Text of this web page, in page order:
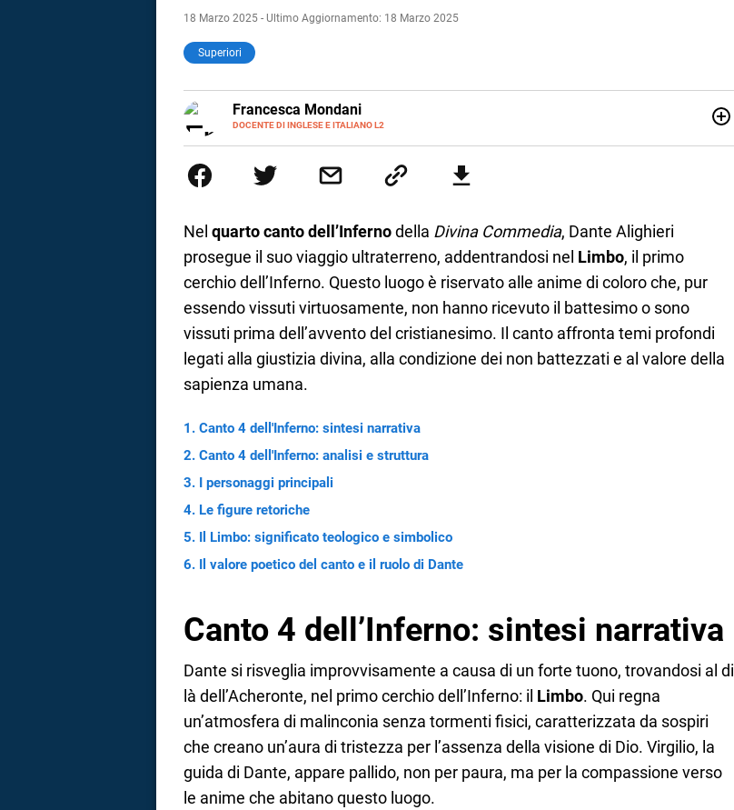
18 Marzo 2025 - Ultimo Aggiornamento: 18 Marzo 2025
Superiori
Francesca Mondani
DOCENTE DI INGLESE E ITALIANO L2
LINKEDIN
INSTAGRAM
Onsite e contenuti per il web. Amo i saggi storici, la cucina e la mia Honda CBF500. Non ho
Nel quarto canto dell’Infernodella Divina Commedia, Dante Alighieri
prosegue il suo viaggio ultraterreno, addentrandosi nel Limbo, il primo
cerchio dell’Inferno. Questo luogo è riservato alle anime di coloro che, pur
essendo vissuti virtuosamente, non hanno ricevuto il battesimo o sono
vissuti prima dell’avvento del cristianesimo. Il canto affronta temi profondi
legati alla giustizia divina, alla condizione dei non battezzati e al valore della
sapienza umana.
Canto 4 dell'Inferno: sintesi narrativa
Canto 4 dell'Inferno: analisi e struttura
I personaggi principali
Le figure retoriche
Il Limbo: significato teologico e simbolico
Il valore poetico del canto e il ruolo di Dante
Canto 4 dell’Inferno: sintesi narrativa
Dante si risveglia improvvisamente a causa di un forte tuono, trovandosi al di
là dell’Acheronte, nel primo cerchio dell’Inferno: il Limbo. Qui regna
un’atmosfera di malinconia senza tormenti fisici, caratterizzata da sospiri
che creano un’aura di tristezza per l’assenza della visione di Dio. Virgilio, la
guida di Dante, appare pallido, non per paura, ma per la compassione verso
le anime che abitano questo luogo.